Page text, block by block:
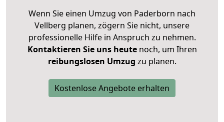
Wenn Sie einen Umzug von Paderborn nach
Vellberg planen, zögern Sie nicht, unsere
professionelle Hilfe in Anspruch zu nehmen.
Kontaktieren Sie uns heutenoch, um Ihren
reibungslosen Umzug zu planen.
Kostenlose Angebote erhalten